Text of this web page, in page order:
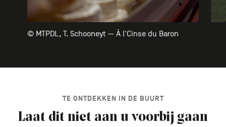
© MTPDL, T. Schooneyt — À l'Cinse du Baron
TE ONTDEKKEN IN DE BUURT
Laat dit niet aan u voorbij gaan